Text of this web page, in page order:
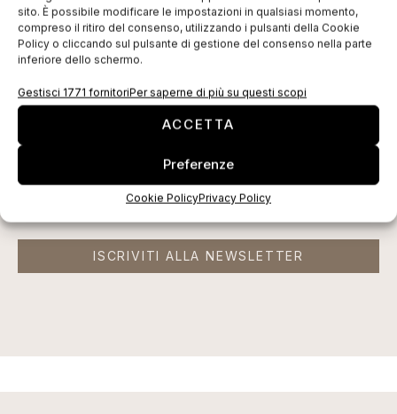
sito. È possibile modificare le impostazioni in qualsiasi momento,
compreso il ritiro del consenso, utilizzando i pulsanti della Cookie
Policy o cliccando sul pulsante di gestione del consenso nella parte
inferiore dello schermo.
Gestisci 1771 fornitoriPer saperne di più su questi scopi
ACCETTA
Preferenze
Cookie PolicyPrivacy Policy
EDICOLA WEB
ISCRIVITI ALLA NEWSLETTER